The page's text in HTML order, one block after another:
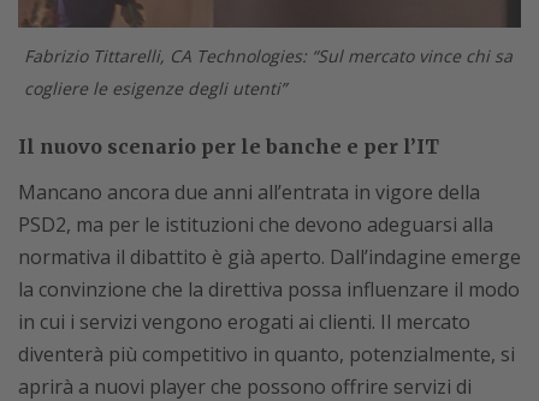
Fabrizio Tittarelli, CA Technologies: “Sul mercato vince chi sa
cogliere le esigenze degli utenti”
Il nuovo scenario per le banche e per l’IT
Mancano ancora due anni all’entrata in vigore della
PSD2, ma per le istituzioni che devono adeguarsi alla
normativa il dibattito è già aperto. Dall’indagine emerge
la convinzione che la direttiva possa influenzare il modo
in cui i servizi vengono erogati ai clienti. Il mercato
diventerà più competitivo in quanto, potenzialmente, si
aprirà a nuovi player che possono offrire servizi di